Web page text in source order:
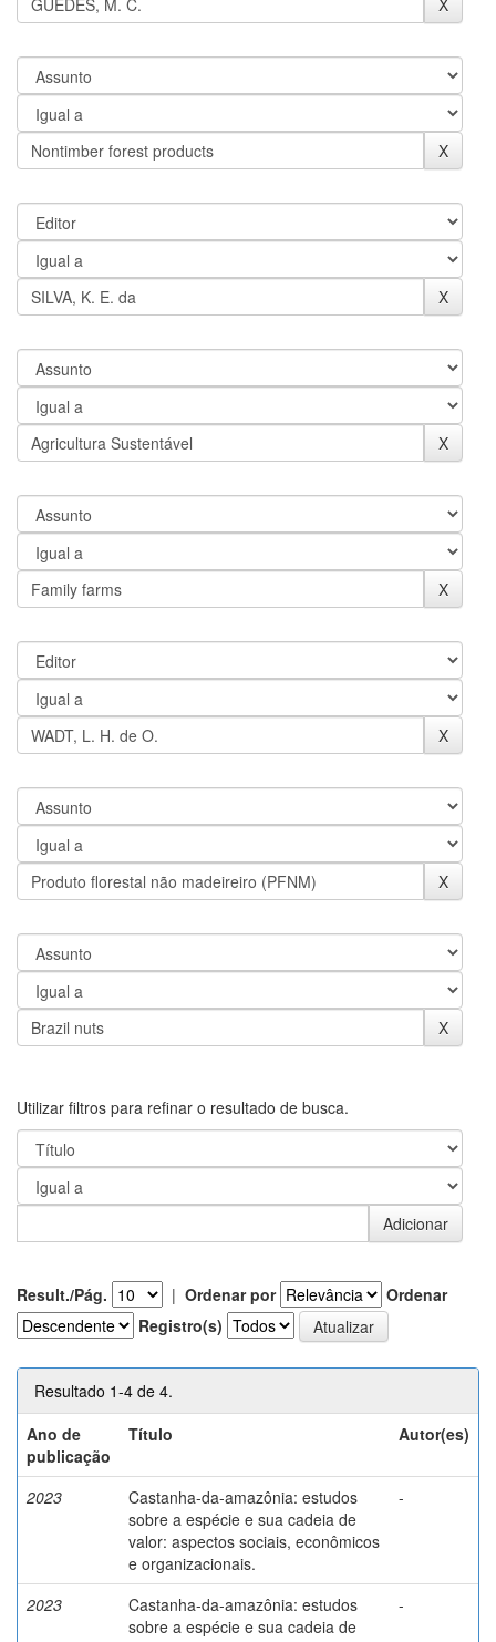
Utilizar filtros para refinar o resultado de busca.
Result./Pág. | Ordenar por
Ordenar
Registro(s)
Resultado 1-4 de 4.
Ano de
publicação
Título Autor(es)
2023
Castanha-da-amazônia: estudos
sobre a espécie e sua cadeia de
valor: aspectos sociais, econômicos
e organizacionais.
-
2023
Castanha-da-amazônia: estudos
sobre a espécie e sua cadeia de
-